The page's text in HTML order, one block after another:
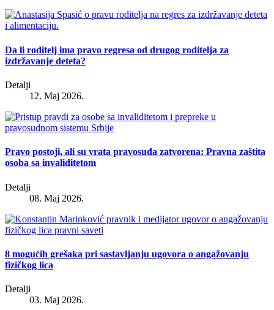
Da li roditelj ima pravo regresa od drugog roditelja za
izdržavanje deteta?
Detalji
12. Maj 2026.
Pravo postoji, ali su vrata pravosuđa zatvorena: Pravna zaštita
osoba sa invaliditetom
Detalji
08. Maj 2026.
8 mogućih grešaka pri sastavljanju ugovora o angažovanju
fizičkog lica
Detalji
03. Maj 2026.